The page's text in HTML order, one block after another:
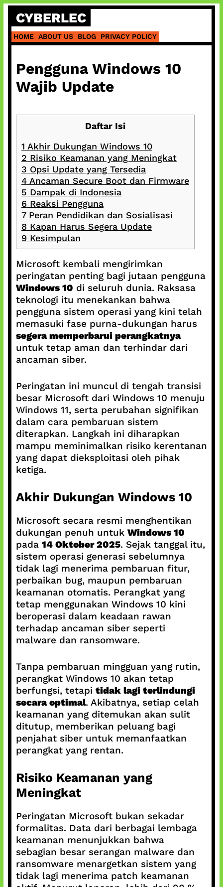
Skip
content
CYBERLEC
HOME ABOUT US BLOG PRIVACY POLICY
Pengguna Windows 10
Wajib Update
Daftar Isi
1 Akhir Dukungan Windows 10
2 Risiko Keamanan yang Meningkat
3 Opsi Update yang Tersedia
4Ancaman Secure Boot dan Firmware
5 Dampak di Indonesia
6 Reaksi Pengguna
7Peran Pendidikan dan Sosialisasi
8 Kapan Harus Segera Update
9 Kesimpulan
Microsoft kembali mengirimkan
peringatan penting bagi jutaan pengguna
Windows 10 di seluruh dunia. Raksasa
teknologi itu menekankan bahwa
pengguna sistem operasi yang kini telah
memasuki fase purna-dukungan harus
segera memperbarui perangkatnya
untuk tetap aman dan terhindar dari
ancaman siber.
Peringatan ini muncul di tengah transisi
besar Microsoft dari Windows 10 menuju
Windows 11, serta perubahan signifikan
dalam cara pembaruan sistem
diterapkan. Langkah ini diharapkan
mampu meminimalkan risiko kerentanan
yang dapat dieksploitasi oleh pihak
ketiga.
Akhir Dukungan Windows 10
Microsoft secara resmi menghentikan
dukungan penuh untuk Windows 10
pada 14 Oktober 2025. Sejak tanggal itu,
sistem operasi generasi sebelumnya
tidak lagi menerima pembaruan fitur,
perbaikan bug, maupun pembaruan
keamanan otomatis. Perangkat yang
tetap menggunakan Windows 10 kini
beroperasi dalam keadaan rawan
terhadap ancaman siber seperti
malware dan ransomware.
Tanpa pembaruan mingguan yang rutin,
perangkat Windows 10 akan tetap
berfungsi, tetapi tidak lagi terlindungi
secara optimal. Akibatnya, setiap celah
keamanan yang ditemukan akan sulit
ditutup, memberikan peluang bagi
penjahat siber untuk memanfaatkan
perangkat yang rentan.
Risiko Keamanan yang
Meningkat
Peringatan Microsoft bukan sekadar
formalitas. Data dari berbagai lembaga
keamanan menunjukkan bahwa
sebagian besar serangan malware dan
ransomware menargetkan sistem yang
tidak lagi menerima patch keamanan